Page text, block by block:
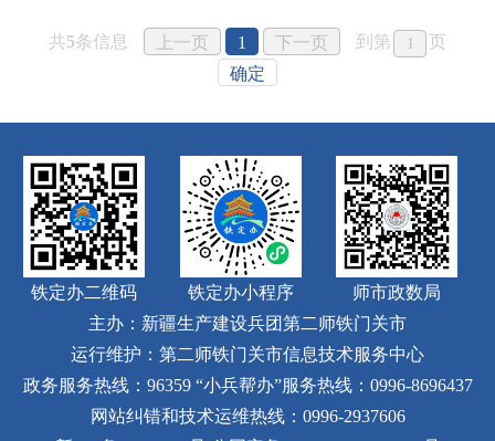
共5条信息 上一页 1 下一页 到第
页
确定
铁定办二维码 铁定办小程序
师市政数局
主办：新疆生产建设兵团第二师铁门关市
运行维护：第二师铁门关市信息技术服务中心
政务服务热线：96359 “小兵帮办”服务热线：0996-8696437
网站纠错和技术运维热线：0996-2937606